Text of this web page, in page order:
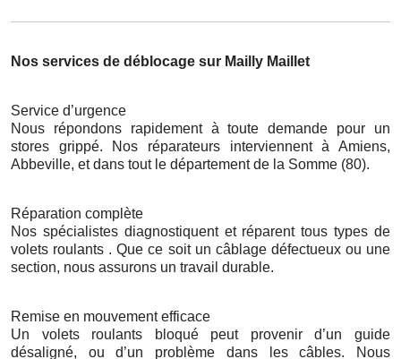
Nos services de déblocage sur Mailly Maillet
Service d’urgence
Nous répondons rapidement à toute demande pour un
stores grippé. Nos réparateurs interviennent à Amiens,
Abbeville, et dans tout le département de la Somme (80).
Réparation complète
Nos spécialistes diagnostiquent et réparent tous types de
volets roulants . Que ce soit un câblage défectueux ou une
section, nous assurons un travail durable.
Remise en mouvement efficace
Un volets roulants bloqué peut provenir d’un guide
désaligné, ou d’un problème dans les câbles. Nous